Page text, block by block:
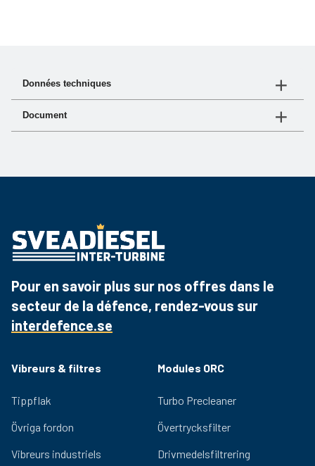
Données techniques
N° d'article
Document
Pour en savoir plus sur nos offres dans le
secteur de la défence, rendez-vous sur
interdefence.se
Vibreurs & filtres
Tippflak
Övriga fordon
Vibreurs industriels
Modules ORC
Turbo Precleaner
Övertrycksfilter
Drivmedelsfiltrering